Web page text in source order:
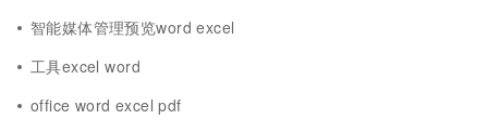
智能媒体管理预览word excel
工具excel word
office word excel pdf